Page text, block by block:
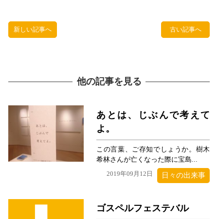
新しい記事へ 古い記事へ
他の記事を見る
あとは、じぶんで考えて
よ。
この言葉、ご存知でしょうか。樹木
希林さんが亡くなった際に宝島...
2019年09月12日 日々の出来事
ゴスペルフェステバル